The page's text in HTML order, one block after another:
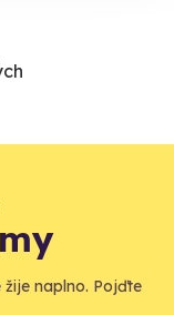
naplno. Pojďte